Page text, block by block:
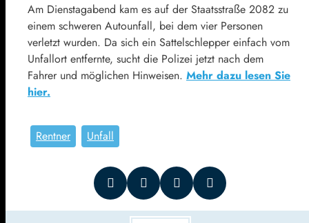
Am Dienstagabend kam es auf der Staatsstraße 2082 zu
einem schweren Autounfall, bei dem vier Personen
verletzt wurden. Da sich ein Sattelschlepper einfach vom
Unfallort entfernte, sucht die Polizei jetzt nach dem
Fahrer und möglichen Hinweisen. Mehr dazu lesen Sie
hier.
Rentner Unfall